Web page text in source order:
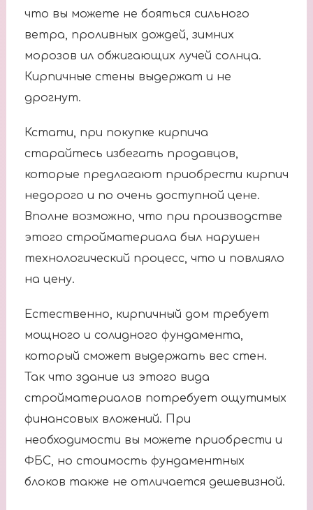
что вы можете не бояться сильного
ветра, проливных дождей, зимних
морозов ил обжигающих лучей солнца.
Кирпичные стены выдержат и не
дрогнут.
Кстати, при покупке кирпича
старайтесь избегать продавцов,
которые предлагают приобрести кирпич
недорого и по очень доступной цене.
Вполне возможно, что при производстве
этого стройматериала был нарушен
технологический процесс, что и повлияло
на цену.
Естественно, кирпичный дом требует
мощного и солидного фундамента,
который сможет выдержать вес стен.
Так что здание из этого вида
стройматериалов потребует ощутимых
финансовых вложений. При
необходимости вы можете приобрести и
ФБС, но стоимость фундаментных
блоков также не отличается дешевизной.